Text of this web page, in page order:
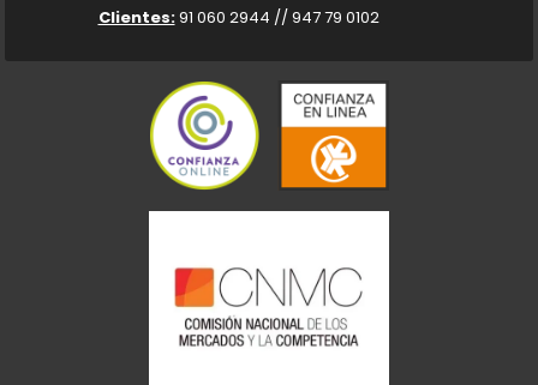
Clientes:91 060 2944 // 947 79 0102